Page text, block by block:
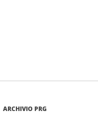
ARCHIVIO PRG